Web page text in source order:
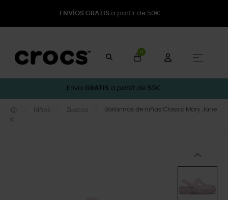
ENVÍOS GRATIS a partir de 50€
0
☰
Envío GRATIS a partir de 50€.
Niños Zuecos
Bailarinas de niñas Classic Mary Jane
K